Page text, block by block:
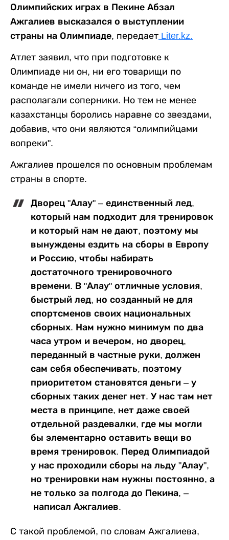
Олимпийских играх в Пекине Абзал
Ажгалиев высказался о выступлении
страны на Олимпиаде, передает Liter.kz.
Атлет заявил, что при подготовке к
Олимпиаде ни он, ни его товарищи по
команде не имели ничего из того, чем
располагали соперники. Но тем не менее
казахстанцы боролись наравне со звездами,
добавив, что они являются “олимпийцами
вопреки".
Ажгалиев прошелся по основным проблемам
страны в спорте.
Дворец "Алау" – единственный лед,
который нам подходит для тренировок
и который нам не дают, поэтому мы
вынуждены ездить на сборы в Европу
и Россию, чтобы набирать
достаточного тренировочного
времени. В "Алау" отличные условия,
быстрый лед, но созданный не для
спортсменов своих национальных
сборных. Нам нужно минимум по два
часа утром и вечером, но дворец,
переданный в частные руки, должен
сам себя обеспечивать, поэтому
приоритетом становятся деньги – у
сборных таких денег нет. У нас там нет
места в принципе, нет даже своей
отдельной раздевалки, где мы могли
бы элементарно оставить вещи во
время тренировок. Перед Олимпиадой
у нас проходили сборы на льду "Алау",
но тренировки нам нужны постоянно, а
не только за полгода до Пекина, –
написал Ажгалиев.
С такой проблемой, по словам Ажгалиева,